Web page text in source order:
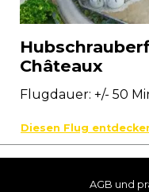
Châteaux
Flugdauer: +/- 50
Diesen Flug
AGB und